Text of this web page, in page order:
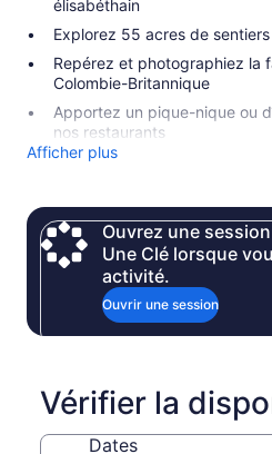
élisabéthain
Explorez 55 acres de
Repérez et photographiez la
Colombie-Britannique
Apportez un pique-nique ou
nos restaurants
Afficher plus
Ouvrez une
Une Clé lorsque
activité.
Ouvrir une session
Vérifier la
Dates